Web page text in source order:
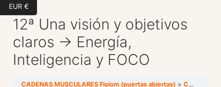
12ª Una visión y objetivos
claros → Energía,
Inteligencia y FOCO
CADENAS MUSCULARES Fisiom (puertas abiertas) CADENA DE RETROPULSIÓN
EUR €